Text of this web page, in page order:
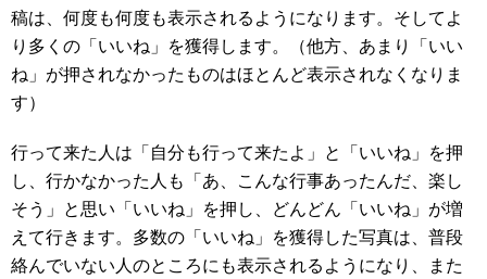
稿は、何度も何度も表示されるようになります。そしてよ
り多くの「いいね」を獲得します。（他方、あまり「いい
ね」が押されなかったものはほとんど表示されなくなりま
す）
行って来た人は「自分も行って来たよ」と「いいね」を押
し、行かなかった人も「あ、こんな行事あったんだ、楽し
そう」と思い「いいね」を押し、どんどん「いいね」が増
えて行きます。多数の「いいね」を獲得した写真は、普段
絡んでいない人のところにも表示されるようになり、また